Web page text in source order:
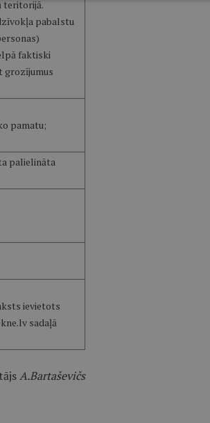
teritorijā.
pabalstu
faktiski
grozījumus
pamatu;
palielināta
ievietots
sadaļā
A.Bartaševičs